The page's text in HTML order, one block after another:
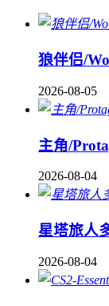
狼伴侣/
2026-08-05
主角/
2026-08-04
星塔旅人
2026-08-04